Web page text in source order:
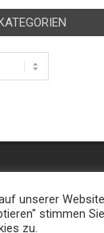
Datenschutz
Schützen
unserer
stimmen
zu.